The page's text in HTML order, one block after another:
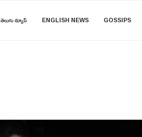
తెలుగు న్యూస్ ENGLISH NEWS GOSSIPS